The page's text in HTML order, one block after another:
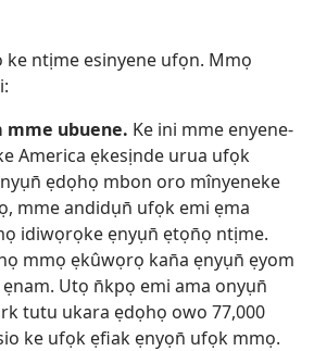
ntịme esinyene ufọn. Mmọ
mme ubuene. Ke ini mme enyene-
America ẹkesịnde urua ufọk
ẹdọhọ mbon oro mînyeneke
mme andidụn̄ ufọk emi ẹma
idiwọrọke ẹnyụn̄ ẹtọn̄ọ ntịme.
mmọ ẹkûwọrọ kan̄a ẹnyụn̄ ẹyom
Utọ n̄kpọ emi ama onyụn̄
tutu ukara ẹdọhọ owo 77,000
ke ufọk ẹfiak ẹnyọn̄ ufọk mmọ.